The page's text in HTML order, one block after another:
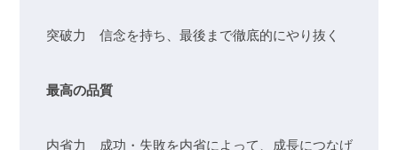
突破力 信念を持ち、最後まで徹底的にやり抜く
最高の品質
内省力 成功・失敗を内省によって、成長につなげ